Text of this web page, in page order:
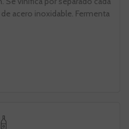
acero inoxidable. Fermenta